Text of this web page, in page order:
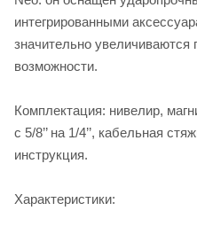
интегрированными
значительно увеличиваются
возможности.
Комплектация: нивелир,
с 5/8’’ на 1/4’’, кабельная
инструкция.
Характеристики: